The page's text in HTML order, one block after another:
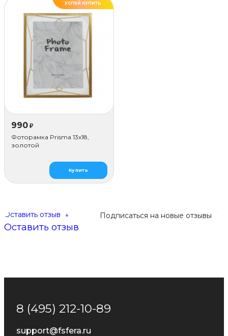
УСПЕЙ КУПИТЬ
990 ₽
Фоторамка Prisma 13х18,
золотой
Купить
Подписаться на новые отзывы
Оставить отзыв ↓
Оставить отзыв
8 (495) 212-10-89
support@fsfera.ru